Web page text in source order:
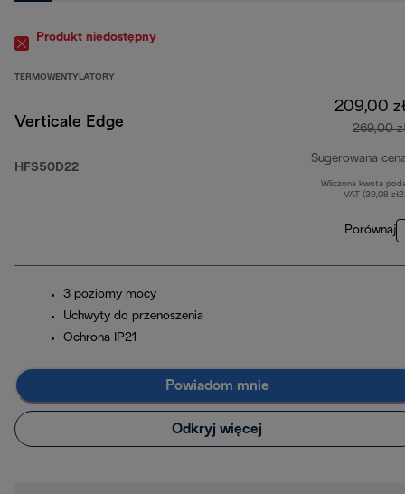
Produkt niedostępny
TERMOWENTYLATORY
Verticale Edge
HFS50D22
209,00
269,00
Sugerowana
Wliczona kwota
VAT (39,08
Porównaj
3 poziomy mocy
Uchwyty do przenoszenia
Ochrona IP21
Powiadom mnie
Odkryj więcej